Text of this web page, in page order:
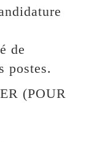
de
postes.
(POUR